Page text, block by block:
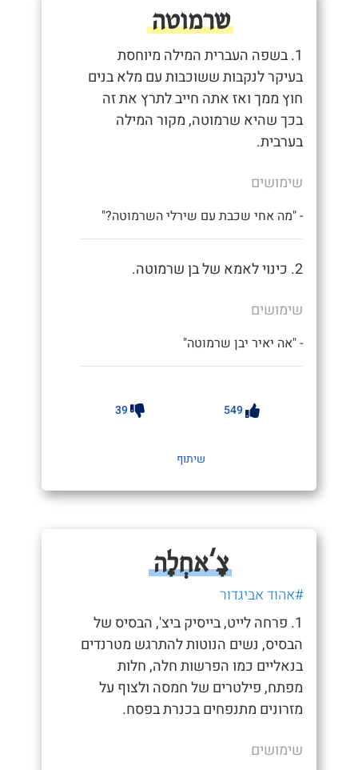
שרמוטה
1. בשפה העברית המילה מיוחסת
בעיקר לנקבות ששוכבות עם מלא בנים
חוץ ממך ואז אתה חייב לתרץ את זה
בכך שהיא שרמוטה, מקור המילה
בערבית.
שימושים
- "מה אחי שכבת עם שירלי השרמוטה?"
2. כינוי לאמא של בן שרמוטה.
שימושים
- "אה יאיר יבן שרמוטה"
549
39
שיתוף
צָ'אחְלָה
#אהוד אביגדור
1. פרחה לייט, בייסיק ביצ', הבסיס של
הבסיס, נשים הנוטות להתרגש מטרנדים
בנאליים כמו הפרשות חלה, חלות
מפתח, פילטרים של חמסה ולצוף על
מזרונים מתנפחים בכנרת בפסח.
שימושים